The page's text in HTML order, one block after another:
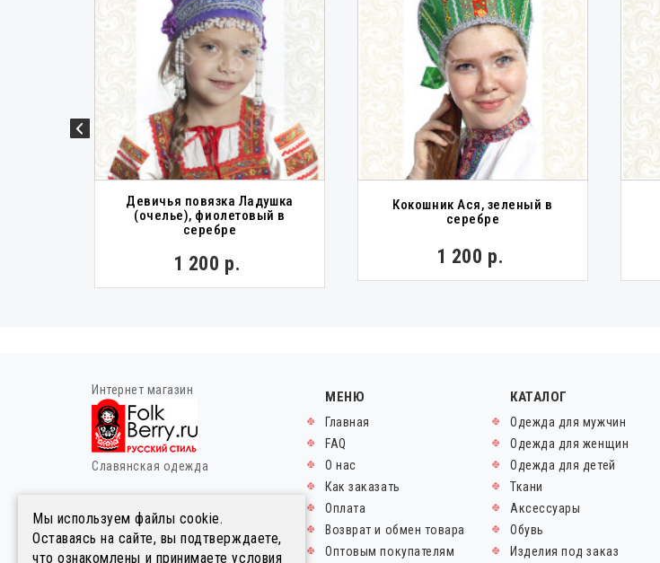
Девичья повязка Ладушка
(очелье), фиолетовый в
серебре
1 200 р.
Кокошник Ася, зеленый в
серебре
1 200 р.
Мы используем файлы cookie.
Оставаясь на сайте, вы подтверждаете,
что ознакомлены и принимаете условия
Интернет магазин
Славянская одежда
2014-2026. Все права
защищены.
МЕНЮ
Главная
FAQ
О нас
Как заказать
Оплата
Возврат и обмен товара
Оптовым покупателям
КАТАЛОГ
Одежда для мужчин
Одежда для женщин
Одежда для детей
Ткани
Аксессуары
Обувь
Изделия под заказ